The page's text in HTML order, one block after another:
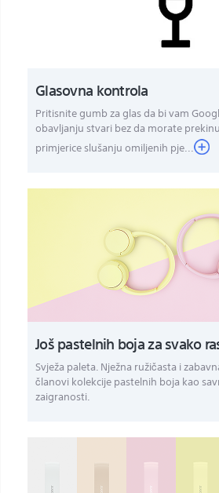
Glasovna kontrola
Pritisnite gumb za glas da bi vam
obavljanju stvari bez da morate
primjerice slušanju omiljenih pje...
Još pastelnih boja za svako
Svježa paleta. Nježna ružičasta i
članovi kolekcije pastelnih boja kao
zaigranosti.